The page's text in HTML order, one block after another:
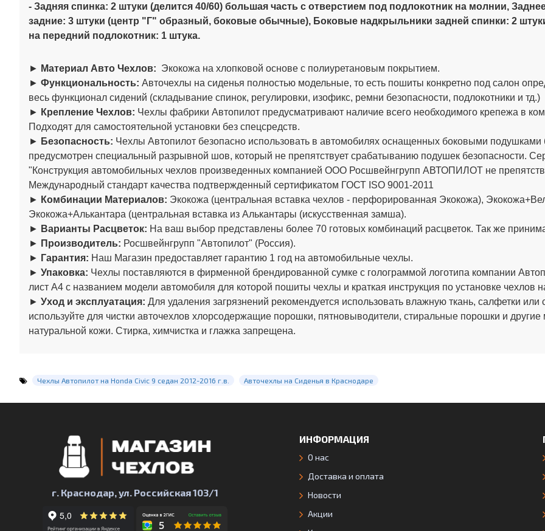
- Задняя спинка: 2 штуки (делится 40/60) большая часть с отверстием под подлокотник на молнии,
задние: 3 штуки (центр "Г" образный, боковые обычные), Боковые надкрыльники задней спинки: 2
на передний подлокотник: 1 штука.
► Материал Авто Чехлов: Экокожа на хлопковой основе с полиуретановым покрытием.
► Функциональность: Авточехлы на сиденья полностью модельные, то есть пошиты конкретно под салон
весь функционал сидений (складывание спинок, регулировки, изофикс, ремни безопасности, подлокотники и тд.)
► Крепление Чехлов: Чехлы фабрики Автопилот предусматривают наличие всего необходимого крепежа в
Подходят для самостоятельной установки без спецсредств.
► Безопасность: Чехлы Автопилот безопасно использовать в автомобилях оснащенных боковыми подушками
предусмотрен специальный разрывной шов, который не препятствует срабатыванию подушек безопасности.
"Конструкция автомобильных чехлов произведенных компанией ООО Росшвейнгрупп АВТОПИЛОТ не
Международный стандарт качества подтвержденный сертификатом ГОСТ ISO 9001-2011
► Комбинации Материалов: Экокожа (центральная вставка чехлов - перфорированная Экокожа),
Экокожа+Алькантара (центральная вставка из Алькантары (искусственная замша).
► Варианты Расцветок: На ваш выбор представлены более 70 готовых комбинаций расцветок. Так же
► Производитель: Росшвейнгрупп "Автопилот" (Россия).
► Гарантия: Наш Магазин предоставляет гарантию 1 год на автомобильные чехлы.
► Упаковка: Чехлы поставляются в фирменной брендированной сумке с голограммой логотипа компании
лист А4 с названием модели автомобиля для которой пошиты чехлы и краткая инструкция по установке чехлов
► Уход и эксплуатация: Для удаления загрязнений рекомендуется использовать влажную ткань, салфетки или
используйте для чистки авточехлов хлорсодержащие порошки, пятновыводители, стиральные порошки и
натуральной кожи. Стирка, химчистка и глажка запрещена.
Чехлы Автопилот на Honda Civic 9 седан 2012-2016 г.в. Авточехлы на Сиденья в Краснодаре
г. Краснодар, ул. Российская 103/1
ИНФОРМАЦИЯ
О нас
Доставка и оплата
Новости
Акции